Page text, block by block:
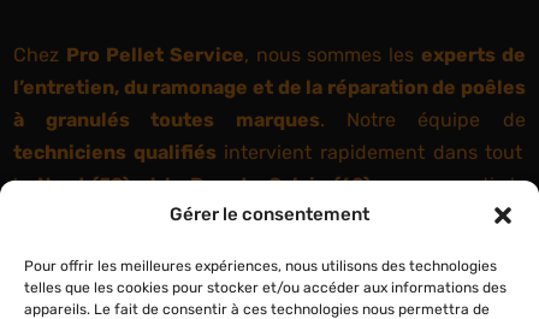
Gérer le consentement
Pour offrir les meilleures expériences, nous utilisons des technologies
telles que les cookies pour stocker et/ou accéder aux informations des
appareils. Le fait de consentir à ces technologies nous permettra de
Chez Pro Pellet Service, nous sommes les experts de
l’entretien, du ramonage et de la réparation de poêles
à granulés toutes marques. Notre équipe de
techniciens qualifiés intervient rapidement dans tout
leNord (59) et le Pas-de-Calais (62)pour garantir la
sécurité, la performance et la longévité de votre